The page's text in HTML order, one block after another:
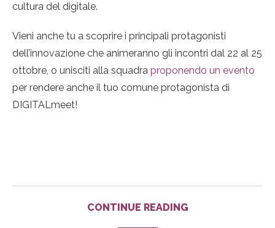
cultura del digitale.
Vieni anche tu a scoprire i principali protagonisti
dell’innovazione che animeranno gli incontri dal 22 al 25
ottobre, o unisciti alla squadra proponendo un evento
per rendere anche il tuo comune protagonista di
DIGITALmeet!
CONTINUE READING